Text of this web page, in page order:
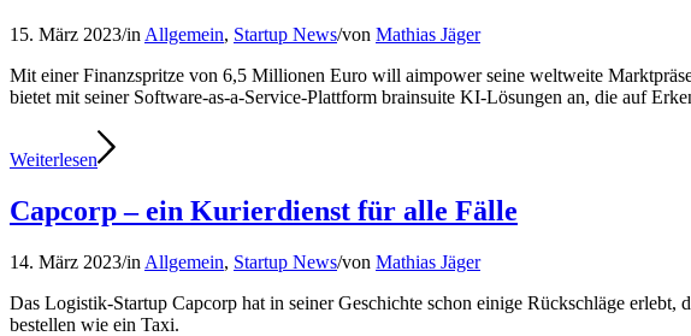
15. März 2023/in Allgemein, Startup News/von Mathias Jäger
Mit einer Finanzspritze von 6,5 Millionen Euro will aimpower seine weltweite
bietet mit seiner Software-as-a-Service-Plattform brainsuite KI-Lösungen an, die auf
Weiterlesen
Capcorp – ein Kurierdienst für alle Fälle
14. März 2023/in Allgemein, Startup News/von Mathias Jäger
Das Logistik-Startup Capcorp hat in seiner Geschichte schon einige Rückschläge
bestellen wie ein Taxi.